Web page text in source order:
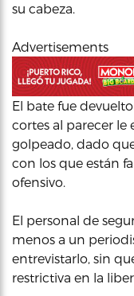
su cabeza.
Advertisements
El bate fue
cortes al parecer
golpeado, dado
con los que están
ofensivo.
El personal de
menos a un
entrevistarlo, sin
restrictiva en la